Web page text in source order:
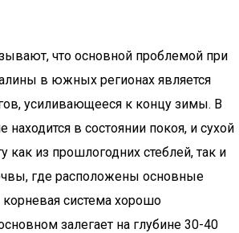
что основной проблемой при
в южных регионах является
усиливающееся к концу зимы. В
находится в состоянии покоя, и сухой
как из прошлогодних стеблей, так и
где расположены основные
система хорошо
залегает на глубине 30-40